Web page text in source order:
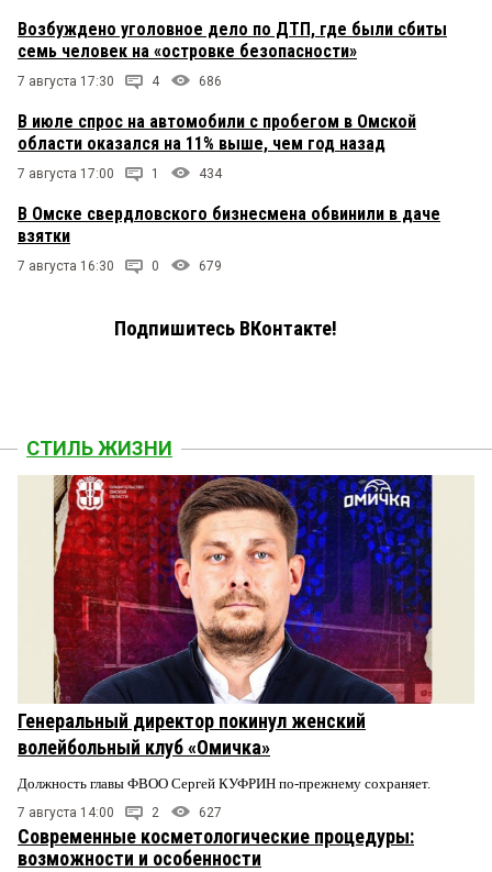
Возбуждено уголовное дело по ДТП, где были сбиты
семь человек на «островке безопасности»
7 августа 17:30 4 686
В июле спрос на автомобили с пробегом в Омской
области оказался на 11% выше, чем год назад
7 августа 17:00 1 434
В Омске свердловского бизнесмена обвинили в даче
взятки
7 августа 16:30 0 679
Подпишитесь ВКонтакте!
СТИЛЬ ЖИЗНИ
Генеральный директор покинул женский
волейбольный клуб «Омичка»
Должность главы ФВОО Сергей КУФРИН по-прежнему сохраняет.
7 августа 14:00 2 627
Современные косметологические процедуры:
возможности и особенности